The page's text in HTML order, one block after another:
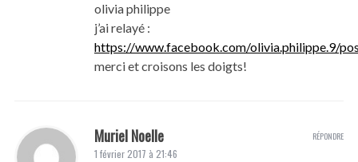
olivia philippe
j’ai relayé :
https://www.facebook.com/olivia.philippe.9/
merci et croisons les doigts!
Muriel Noelle
1 février 2017 à 21:46
RÉPONDRE